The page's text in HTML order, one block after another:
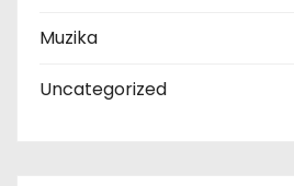
Muzika
Uncategorized